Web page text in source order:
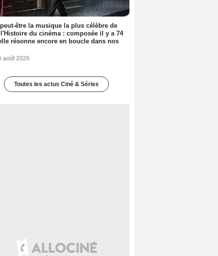
être la musique la plus célèbre de
du cinéma : composée il y a 74
résonne encore en boucle dans nos
août 2026
Toutes les actus Ciné & Séries